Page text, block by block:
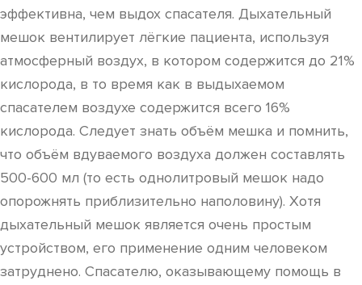
эффективна, чем выдох спасателя. Дыхательный
мешок вентилирует лёгкие пациента, используя
атмосферный воздух, в котором содержится до 21%
кислорода, в то время как в выдыхаемом
спасателем воздухе содержится всего 16%
кислорода. Следует знать объём мешка и помнить,
что объём вдуваемого воздуха должен составлять
500-600 мл (то есть однолитровый мешок надо
опорожнять приблизительно наполовину). Хотя
дыхательный мешок является очень простым
устройством, его применение одним человеком
затруднено. Спасателю, оказывающему помощь в